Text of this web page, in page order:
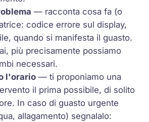
— racconta cosa fa (o
codice errore sul display,
quando si manifesta il guasto.
più precisamente possiamo
necessari.
l'orario — ti proponiamo una
il prima possibile, di solito
In caso di guasto urgente
allagamento) segnalalo: